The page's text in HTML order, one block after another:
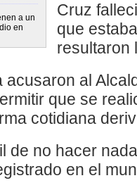
a un
en
Cruz
que
resultaron
acusaron al
que se
cotidiana
de no hacer
en el